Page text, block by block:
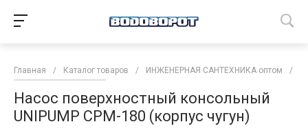
Главная / Каталог товаров / ИНЖЕНЕРНАЯ САНТЕХНИКА оптом /
Насос поверхностный консольный
UNIPUMP CPM-180 (корпус чугун)